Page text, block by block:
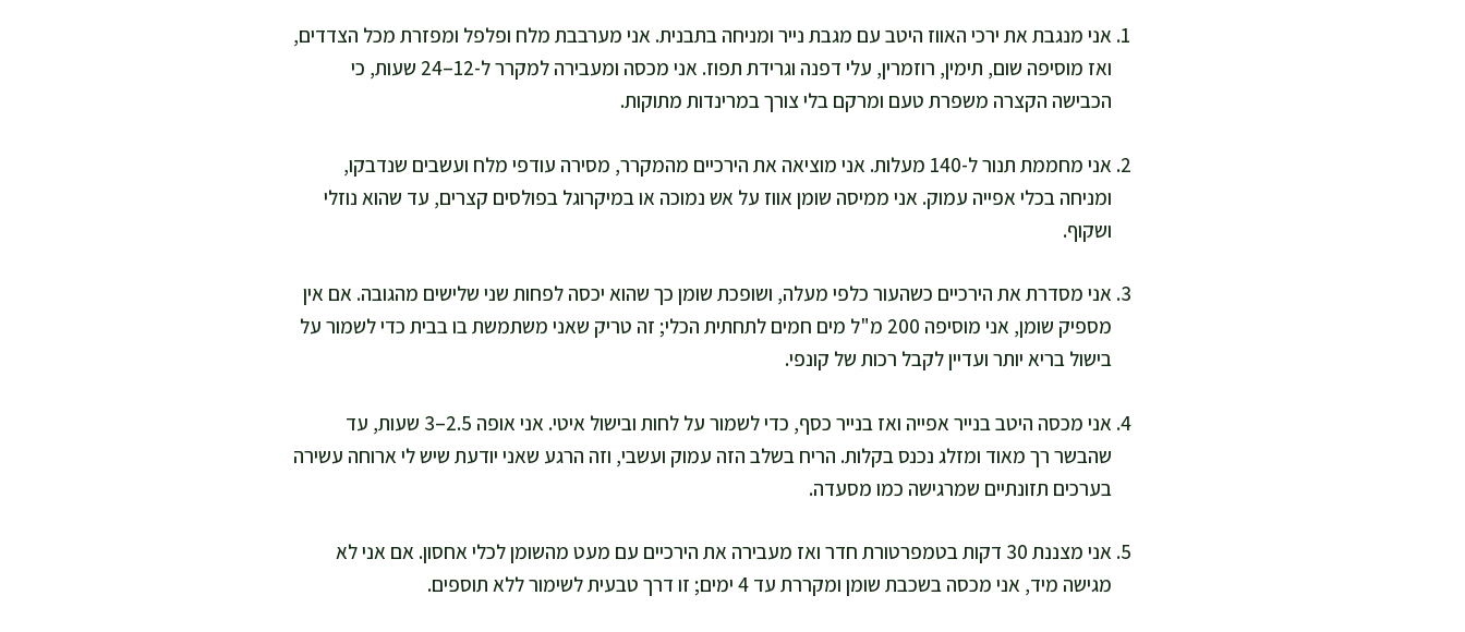
אני מנגבת את ירכי האווז היטב עם מגבת נייר ומניחה בתבנית. אני מערבבת מלח ופלפל ומפזרת מכל הצדדים,
ואז מוסיפה שום, תימין, רוזמרין, עלי דפנה וגרידת תפוז. אני מכסה ומעבירה למקרר ל-12–24 שעות, כי
הכבישה הקצרה משפרת טעם ומרקם בלי צורך במרינדות מתוקות.
אני מחממת תנור ל-140 מעלות. אני מוציאה את הירכיים מהמקרר, מסירה עודפי מלח ועשבים שנדבקו,
ומניחה בכלי אפייה עמוק. אני ממיסה שומן אווז על אש נמוכה או במיקרוגל בפולסים קצרים, עד שהוא נוזלי
ושקוף.
אני מסדרת את הירכיים כשהעור כלפי מעלה, ושופכת שומן כך שהוא יכסה לפחות שני שלישים מהגובה. אם אין
מספיק שומן, אני מוסיפה 200 מ"ל מים חמים לתחתית הכלי; זה טריק שאני משתמשת בו בבית כדי לשמור על
בישול בריא יותר ועדיין לקבל רכות של קונפי.
אני מכסה היטב בנייר אפייה ואז בנייר כסף, כדי לשמור על לחות ובישול איטי. אני אופה 2.5–3 שעות, עד
שהבשר רך מאוד ומזלג נכנס בקלות. הריח בשלב הזה עמוק ועשבי, וזה הרגע שאני יודעת שיש לי ארוחה עשירה
בערכים תזונתיים שמרגישה כמו מסעדה.
אני מצננת 30 דקות בטמפרטורת חדר ואז מעבירה את הירכיים עם מעט מהשומן לכלי אחסון. אם אני לא
מגישה מיד, אני מכסה בשכבת שומן ומקררת עד 4 ימים; זו דרך טבעית לשימור ללא תוספים.